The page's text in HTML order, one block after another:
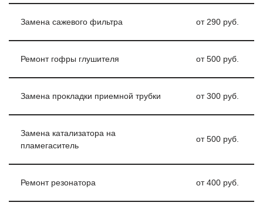
Замена сажевого фильтра от 290 руб.
Ремонт гофры глушителя от 500 руб.
Замена прокладки приемной трубки от 300 руб.
Замена катализатора на
пламегаситель
от 500 руб.
Ремонт резонатора от 400 руб.